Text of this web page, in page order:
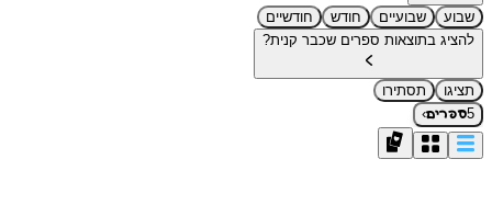
שבוע שבועיים חודש
חודשיים
להציג בתוצאות ספרים שכבר קנית?
תציגו
תסתירו
5ספרים›